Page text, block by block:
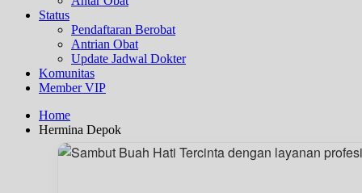
Status
Pendaftaran Berobat
Antrian Obat
Update Jadwal Dokter
Komunitas
Member VIP
Home
Hermina Depok